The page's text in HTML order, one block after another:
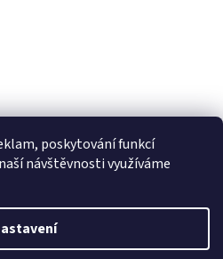
poskytování funkcí
návštěvnosti využíváme
Shoptet